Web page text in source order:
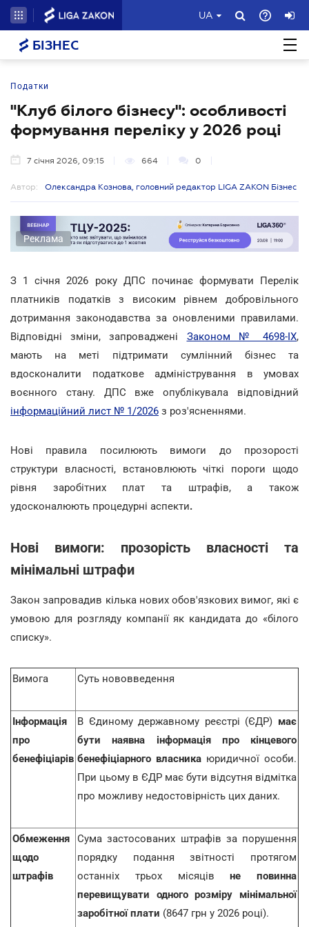
UA
БІЗНЕС
Податки
"Клуб білого бізнесу": особливості
формування переліку у 2026 році
7 січня 2026, 09:15 664 0
Автор: Олександра Кознова, головний редактор LIGA ZAKON Бізнес
Реклама
З 1 січня 2026 року ДПС починає формувати Перелік
платників податків з високим рівнем добровільного
дотримання законодавства за оновленими правилами.
Відповідні зміни, запроваджені Законом № 4698-IX,
мають на меті підтримати сумлінний бізнес та
вдосконалити податкове адміністрування в умовах
воєнного стану. ДПС вже опублікувала відповідний
інформаційний лист № 1/2026 з роз'ясненнями.
Нові правила посилюють вимоги до прозорості
структури власності, встановлюють чіткі пороги щодо
рівня заробітних плат та штрафів, а також
удосконалюють процедурні аспекти.
Нові вимоги: прозорість власності та
мінімальні штрафи
Закон запровадив кілька нових обов'язкових вимог, які є
умовою для розгляду компанії як кандидата до «білого
списку».
Вимога Суть нововведення
Інформація
про
бенефіціарів
В Єдиному державному реєстрі (ЄДР) має
бути наявна інформація про кінцевого
бенефіціарного власника юридичної особи.
При цьому в ЄДР має бути відсутня відмітка
про можливу недостовірність цих даних.
Обмеження
щодо
штрафів
Сума застосованих штрафів за порушення
порядку подання звітності протягом
останніх трьох місяцівне повинна
перевищувати одного розміру мінімальної
заробітної плати (8647 грн у 2026 році).